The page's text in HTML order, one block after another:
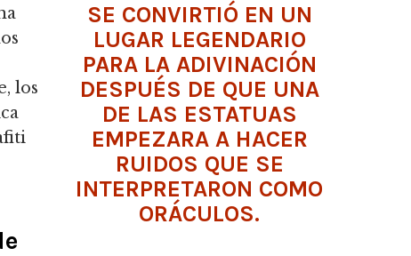
SE CONVIRTIÓ EN UN
LUGAR LEGENDARIO
PARA LA ADIVINACIÓN
DESPUÉS DE QUE UNA
DE LAS ESTATUAS
EMPEZARA A HACER
RUIDOS QUE SE
INTERPRETARON COMO
ORÁCULOS.
los